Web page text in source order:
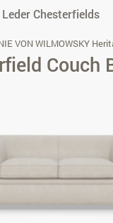
Leder Chesterfields
VON WILMOWSKY
Couch